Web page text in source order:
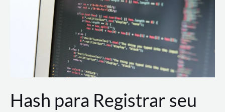
revolucionando
desenvolvimento
Hash para Registrar seu